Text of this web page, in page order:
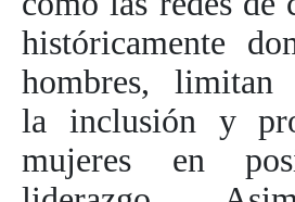
históricamente
hombres, limitan
la inclusión y
mujeres en